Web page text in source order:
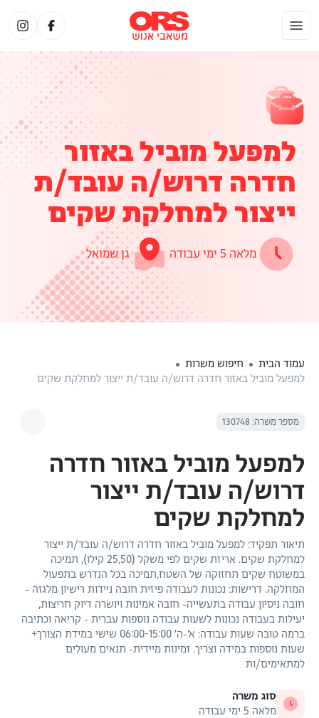
למפעל מוביל באזור
חדרה דרוש/ה עובד/ת
ייצור למחלקת שקים
מלאה 5 ימי עבודה גן שמואל
עמוד הבית
חיפוש משרות
למפעל מוביל באזור חדרה דרוש/ה עובד/ת ייצור למחלקת שקים
מספר משרה: 130748
למפעל מוביל באזור חדרה
דרוש/ה עובד/ת ייצור
למחלקת שקים
תיאור תפקיד: למפעל מוביל באזור חדרה דרוש/ה עובד/ת ייצור
למחלקת שקים. אריזת שקים לפי משקל (25,50 קילו), תמיכה
במשוטח שקים תחזוקה של השטח,תמיכה בכל הנדרש בתפעול
המחלקה. דרישות: נכונות לעבודה פיזית חובה ניידות רישיון מלגזה -
חובה ניסיון עבודה בתעשייה- חובה אמינות ויושרה דיוק חריצות,
יעילות בעבודה נכונות לשעות עבודה נוספות עברית - קריאה וכתיבה
ברמה טובה שעות עבודה: א'-ה' 06:00-15:00 שישי במידת הצורך+
שעות נוספות במידה וצריך. זמינות מיידית- תנאים מעולים
למתאימים/ות
סוג משרה
מלאה 5 ימי עבודה